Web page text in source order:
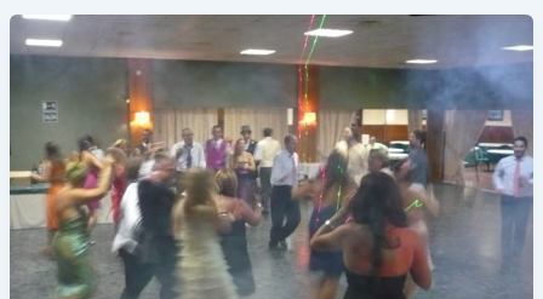
pantalla:
lo
que
necesitas
saber